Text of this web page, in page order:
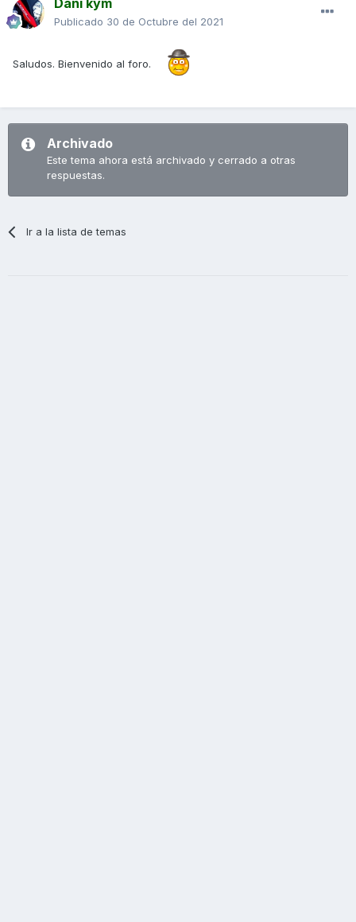
Publicado 30 de Octubre del 2021
Saludos. Bienvenido al foro.
Archivado
Este tema ahora está archivado y cerrado a otras
respuestas.
Ir a la lista de temas